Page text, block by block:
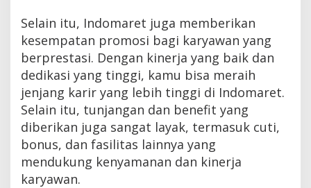
Selain itu, Indomaret juga memberikan
kesempatan promosi bagi karyawan yang
berprestasi. Dengan kinerja yang baik dan
dedikasi yang tinggi, kamu bisa meraih
jenjang karir yang lebih tinggi di Indomaret.
Selain itu, tunjangan dan benefit yang
diberikan juga sangat layak, termasuk cuti,
bonus, dan fasilitas lainnya yang
mendukung kenyamanan dan kinerja
karyawan.